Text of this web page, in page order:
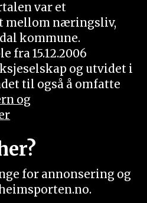
var et
mellom næringsliv,
kommune.
fra 15.12.2006
og utvidet i
til også å omfatte
og
for annonsering og